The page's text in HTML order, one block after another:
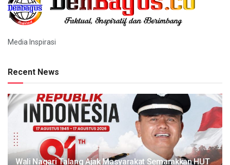
Media Inspirasi
Recent News
Wali Nagari Talang Ajak Masyarakat Semarakkan HUT